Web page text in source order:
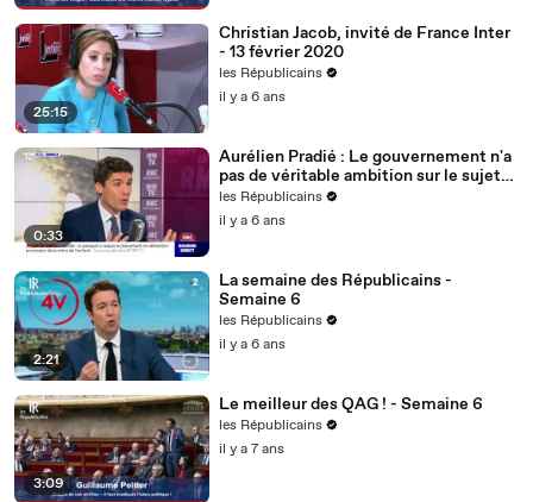
25:15
Christian Jacob, invité de France Inter
- 13 février 2020
les Républicains
il y a 6 ans
0:33
Aurélien Pradié : Le gouvernement n'a
pas de véritable ambition sur le sujet
du handicap.
les Républicains
il y a 6 ans
2:21
La semaine des Républicains -
Semaine 6
les Républicains
il y a 6 ans
3:09
Le meilleur des QAG ! - Semaine 6
les Républicains
il y a 7 ans